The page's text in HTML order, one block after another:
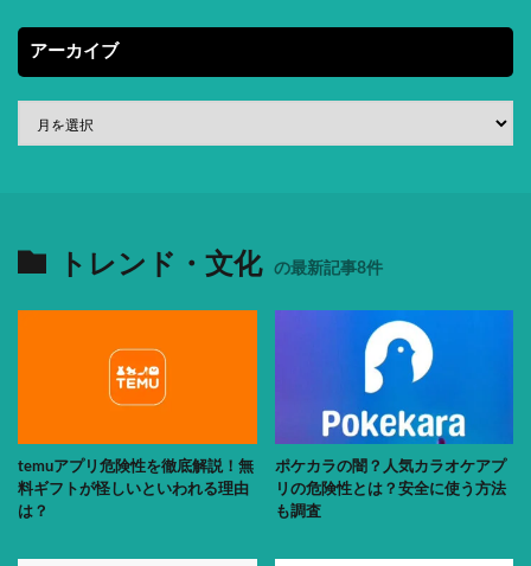
アーカイブ
トレンド・文化 の最新記事8件
temuアプリ危険性を徹底解説！無
料ギフトが怪しいといわれる理由
は？
ポケカラの闇？人気カラオケアプ
リの危険性とは？安全に使う方法
も調査